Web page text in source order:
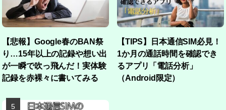
【悲報】Google春のBAN祭
り…15年以上の記録や想い出
が一瞬で吹っ飛んだ！実体験
記録を赤裸々に書いてみる
【TIPS】日本通信SIM必見！
1か月の通話時間を確認でき
るアプリ「電話分析」
（Android限定）